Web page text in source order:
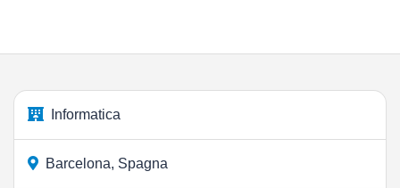
Informatica
Barcelona, Spagna